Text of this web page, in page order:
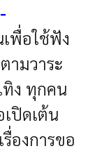
พื่อใช้ฟัง
ามวาระ
ทิง ทุกคน
ปิดเต้น
องการขอ